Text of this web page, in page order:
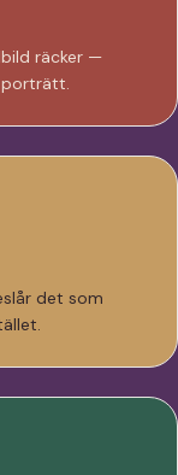
räcker —
porträtt.
det som